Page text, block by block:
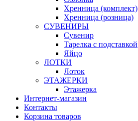
Хренница (комплект)
Хренница (розница)
СУВЕНИРЫ
Сувенир
Тарелка с подставкой
Яйцо
ЛОТКИ
Лоток
ЭТАЖЕРКИ
Этажерка
Интернет-магазин
Контакты
Корзина товаров